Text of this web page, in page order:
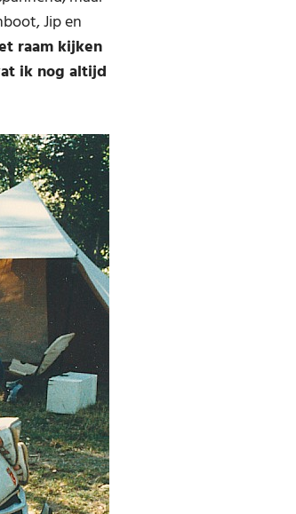
Jip en
raam kijken
ik nog altijd